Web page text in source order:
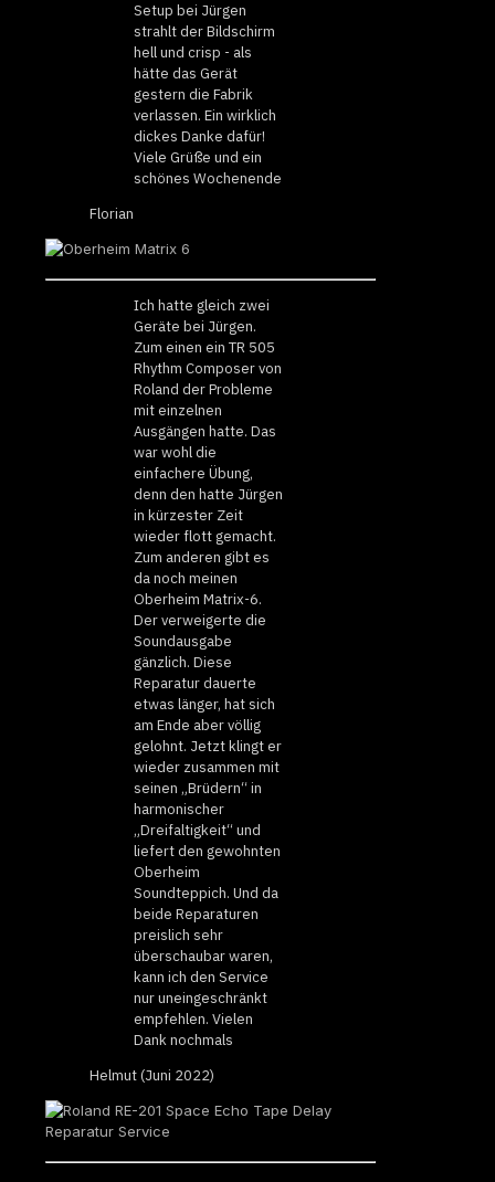
Setup bei Jürgen
strahlt der Bildschirm
hell und crisp - als
hätte das Gerät
gestern die Fabrik
verlassen. Ein wirklich
dickes Danke dafür!
Viele Grüße und ein
schönes Wochenende
Florian
Ich hatte gleich zwei
Geräte bei Jürgen.
Zum einen ein TR 505
Rhythm Composer von
Roland der Probleme
mit einzelnen
Ausgängen hatte. Das
war wohl die
einfachere Übung,
denn den hatte Jürgen
in kürzester Zeit
wieder flott gemacht.
Zum anderen gibt es
da noch meinen
Oberheim Matrix-6.
Der verweigerte die
Soundausgabe
gänzlich. Diese
Reparatur dauerte
etwas länger, hat sich
am Ende aber völlig
gelohnt. Jetzt klingt er
wieder zusammen mit
seinen „Brüdern“ in
harmonischer
„Dreifaltigkeit“ und
liefert den gewohnten
Oberheim
Soundteppich. Und da
beide Reparaturen
preislich sehr
überschaubar waren,
kann ich den Service
nur uneingeschränkt
empfehlen. Vielen
Dank nochmals
Helmut (Juni 2022)